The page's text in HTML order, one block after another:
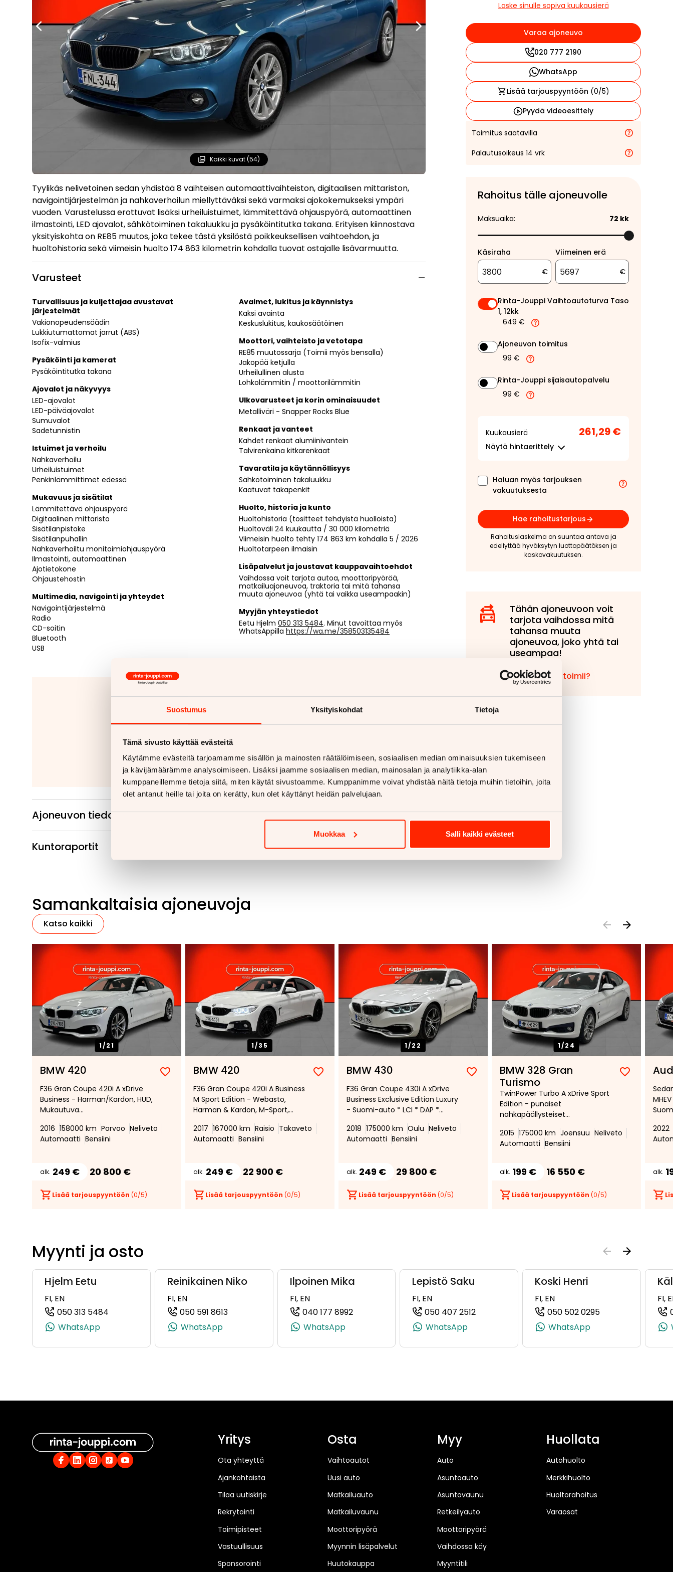
Suostumus Yksityiskohdat Tietoja
Tämä sivusto käyttää evästeitä
Käytämme evästeitä tarjoamamme sisällön ja mainosten räätälöimiseen, sosiaalisen median ominaisuuksien tukemiseen
ja kävijämäärämme analysoimiseen. Lisäksi jaamme sosiaalisen median, mainosalan ja analytiikka-alan
kumppaneillemme tietoja siitä, miten käytät sivustoamme. Kumppanimme voivat yhdistää näitä tietoja muihin tietoihin, joita
olet antanut heille tai joita on kerätty, kun olet käyttänyt heidän palvelujaan.
Muokkaa Salli kaikki evästeet
Kaikki kuvat (54)
Tyylikäs nelivetoinen sedan yhdistää 8 vaihteisen automaattivaihteiston, digitaalisen mittariston,
navigointijärjestelmän ja nahkaverhoilun miellyttäväksi sekä varmaksi ajokokemukseksi ympäri
vuoden. Varustelussa erottuvat lisäksi urheiluistuimet, lämmitettävä ohjauspyörä, automaattinen
ilmastointi, LED ajovalot, sähkötoiminen takaluukku ja pysäköintitutka takana. Erityisen kiinnostava
yksityiskohta on RE85 muutos, joka tekee tästä yksilöstä poikkeuksellisen vaihtoehdon, ja
huoltohistoria sekä viimeisin huolto 174 863 kilometrin kohdalla tuovat ostajalle lisävarmuutta.
Varusteet
Turvallisuus ja kuljettajaa avustavat
järjestelmät
Vakionopeudensäädin
Lukkiutumattomat jarrut (ABS)
Isofix-valmius
Pysäköinti ja kamerat
Pysäköintitutka takana
Ajovalot ja näkyvyys
LED-ajovalot
LED-päiväajovalot
Sumuvalot
Sadetunnistin
Istuimet ja verhoilu
Nahkaverhoilu
Urheiluistuimet
Penkinlämmittimet edessä
Mukavuus ja sisätilat
Lämmitettävä ohjauspyörä
Digitaalinen mittaristo
Sisätilanpistoke
Sisätilanpuhallin
Nahkaverhoiltu monitoimiohjauspyörä
Ilmastointi, automaattinen
Ajotietokone
Ohjaustehostin
Multimedia, navigointi ja yhteydet
Navigointijärjestelmä
Radio
CD-soitin
Bluetooth
USB
Avaimet, lukitus ja käynnistys
Kaksi avainta
Keskuslukitus, kaukosäätöinen
Moottori, vaihteisto ja vetotapa
RE85 muutossarja (Toimii myös bensalla)
Jakopää ketjulla
Urheilullinen alusta
Lohkolämmitin / moottorilämmitin
Ulkovarusteet ja korin ominaisuudet
Metalliväri - Snapper Rocks Blue
Renkaat ja vanteet
Kahdet renkaat alumiinivantein
Talvirenkaina kitkarenkaat
Tavaratila ja käytännöllisyys
Sähkötoiminen takaluukku
Kaatuvat takapenkit
Huolto, historia ja kunto
Huoltohistoria (tositteet tehdyistä huolloista)
Huoltoväli 24 kuukautta / 30 000 kilometriä
Viimeisin huolto tehty 174 863 km kohdalla 5 / 2026
Huoltotarpeen ilmaisin
Lisäpalvelut ja joustavat kauppavaihtoehdot
Vaihdossa voit tarjota autoa, moottoripyörää,
matkailuajoneuvoa, traktoria tai mitä tahansa
muuta ajoneuvoa (yhtä tai vaikka useampaakin)
Myyjän yhteystiedot
Eetu Hjelm 050 313 5484. Minut tavoittaa myös
WhatsAppilla https://wa.me/358503135484
Jäitkö kaipaamaan vetokoukkua?
Tähänkin autoon vetokoukku asennettuna
Irrotettavat koukut alk. 810€
Lue lisää
Ajoneuvon tiedot
Kuntoraportit
Laske sinulle sopiva kuukausierä
Varaa ajoneuvo
020 777 2190
WhatsApp
Lisää tarjouspyyntöön (0/5)
Pyydä videoesittely
Toimitus saatavilla
Palautusoikeus 14 vrk
Rahoitus tälle ajoneuvolle
Maksuaika: 72 kk
Käsiraha
€
Viimeinen erä
€
Rinta-Jouppi Vaihtoautoturva Taso
1, 12kk
649 €
Ajoneuvon toimitus
99 €
Rinta-Jouppi sijaisautopalvelu
99 €
Kuukausierä 261,29 €
Näytä hintaerittely
Haluan myös tarjouksen
vakuutuksesta
Hae rahoitustarjous
Rahoituslaskelma on suuntaa antava ja
edellyttää hyväksytyn luottopäätöksen ja
kaskovakuutuksen.
Tähän ajoneuvoon voit
tarjota vaihdossa mitä
tahansa muuta
ajoneuvoa, joko yhtä tai
useampaa!
Miten vaihto toimii?
Samankaltaisia ajoneuvoja
Katso kaikki
1/21
BMW 420
Lisää
suosikiksi
Poista
suosikeista
F36 Gran Coupe 420i A xDrive
Business - Harman/Kardon, HUD,
Mukautuva
Access, Sport-penkit,
Kattoluukku, Suomi-auto
2016 158000 km Porvoo Neliveto
Automaatti Bensiini
alk. 249 € 20 800 €
Lisää tarjouspyyntöön (0/5)
1/35
BMW 420
Lisää
suosikiksi
Poista
suosikeista
F36 Gran Coupe 420i A Business
M Sport Edition - Webasto,
Harman & Kardon, M-Sport,
2017 167000 km Raisio Takaveto
Automaatti Bensiini
alk. 249 € 22 900 €
Lisää tarjouspyyntöön (0/5)
1/22
BMW 430
Lisää
suosikiksi
Poista
suosikeista
F36 Gran Coupe 430i A xDrive
Business Exclusive Edition Luxury
- Suomi-auto * LCI * DAP *
Adapt.Vakionopeudensäädin *
Webasto * HUD * Adapt.Led *
Nahkaverhoilu *
2018 175000 km Oulu Neliveto
Automaatti Bensiini
alk. 249 € 29 800 €
Lisää tarjouspyyntöön (0/5)
1/24
BMW 328 Gran
Turismo
Lisää
suosikiksi
Poista
TwinPower Turbo A xDrive Sport
Edition - punaiset
nahkapäällysteiset
Bluetooth, sähköinen takaluukku
2015 175000 km Joensuu Neliveto
Automaatti Bensiini
alk. 199 € 16 550 €
Lisää tarjouspyyntöön (0/5)
&
2022
alk.
Myynti ja osto
Hjelm Eetu
FI, EN
050 313 5484
(+358503135484, 0503135484, +358 50 313 5484)
WhatsApp
Reinikainen Niko
FI, EN
050 591 8613
(+358505918613, 0505918613, +358 50 591 8613)
WhatsApp
Ilpoinen Mika
FI, EN
040 177 8992
(+358401778992, 0401778992, +358 40 177 8992)
WhatsApp
Lepistö Saku
FI, EN
050 407 2512
(+358504072512, 0504072512, +358 50 407 2512)
WhatsApp
Koski Henri
FI, EN
050 502 0295
WhatsApp
FI,
Yritys
Ota yhteyttä
Ajankohtaista
Tilaa uutiskirje
Rekrytointi
Toimipisteet
Vastuullisuus
Sponsorointi
Osta
Vaihtoautot
Uusi auto
Matkailuauto
Matkailuvaunu
Moottoripyörä
Myynnin lisäpalvelut
Huutokauppa
Myy
Auto
Asuntoauto
Asuntovaunu
Retkeilyauto
Moottoripyörä
Vaihdossa käy
Myyntitili
Huollata
Autohuolto
Merkkihuolto
Huoltorahoitus
Varaosat